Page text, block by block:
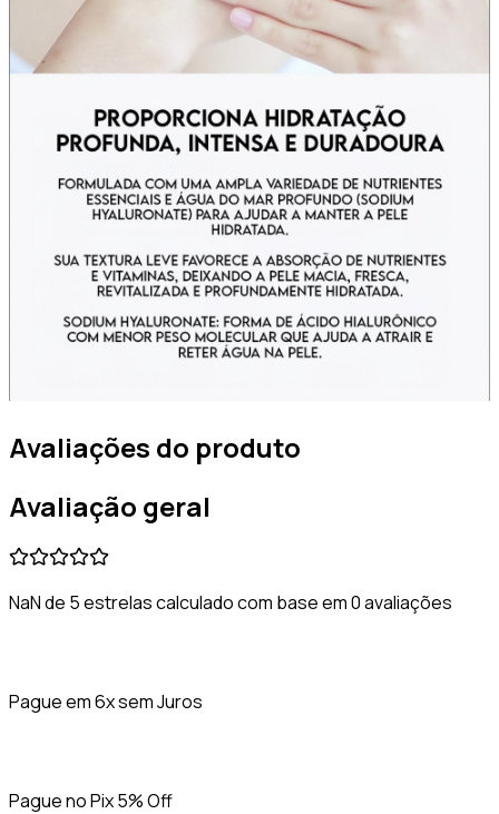
Avaliações do produto
Avaliação geral
NaN de 5 estrelas calculado com base em 0 avaliações
Pague em 6x sem Juros
Pague no Pix 5% Off